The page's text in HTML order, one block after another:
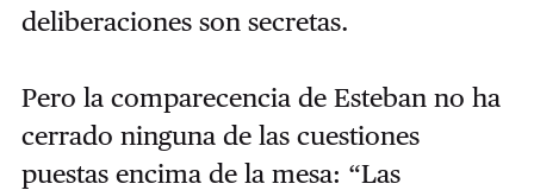
deliberaciones son secretas.
Pero la comparecencia de Esteban no ha
cerrado ninguna de las cuestiones
puestas encima de la mesa: “Las